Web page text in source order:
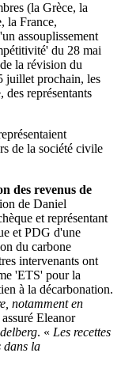
(la Grèce, la
la France,
assouplissement
du 28 mai
la révision du
juillet prochain, les
des représentants
de la société civile
des revenus de
de Daniel
et représentant
et PDG d'une
du carbone
intervenants ont
'ETS' pour la
à la décarbonation.
notamment en
assuré Eleanor
. « Les recettes
dans la